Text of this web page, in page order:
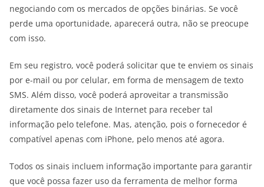
negociando com os mercados de opções binárias. Se você
perde uma oportunidade, aparecerá outra, não se preocupe
com isso.
Em seu registro, você poderá solicitar que te enviem os sinais
por e-mail ou por celular, em forma de mensagem de texto
SMS. Além disso, você poderá aproveitar a transmissão
diretamente dos sinais de Internet para receber tal
informação pelo telefone. Mas, atenção, pois o fornecedor é
compatível apenas com iPhone, pelo menos até agora.
Todos os sinais incluem informação importante para garantir
que você possa fazer uso da ferramenta de melhor forma